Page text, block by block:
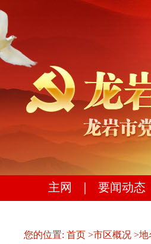
主网 要闻动态
您的位置: 首页 >市区概况 >地